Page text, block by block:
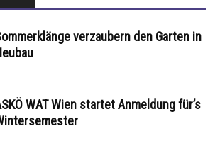
verzaubern den Garten in
WAT Wien startet Anmeldung für’s